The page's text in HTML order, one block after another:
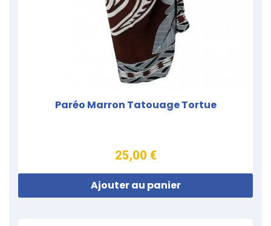
Paréo Marron Tatouage Tortue
25,00 €
Ajouter au panier